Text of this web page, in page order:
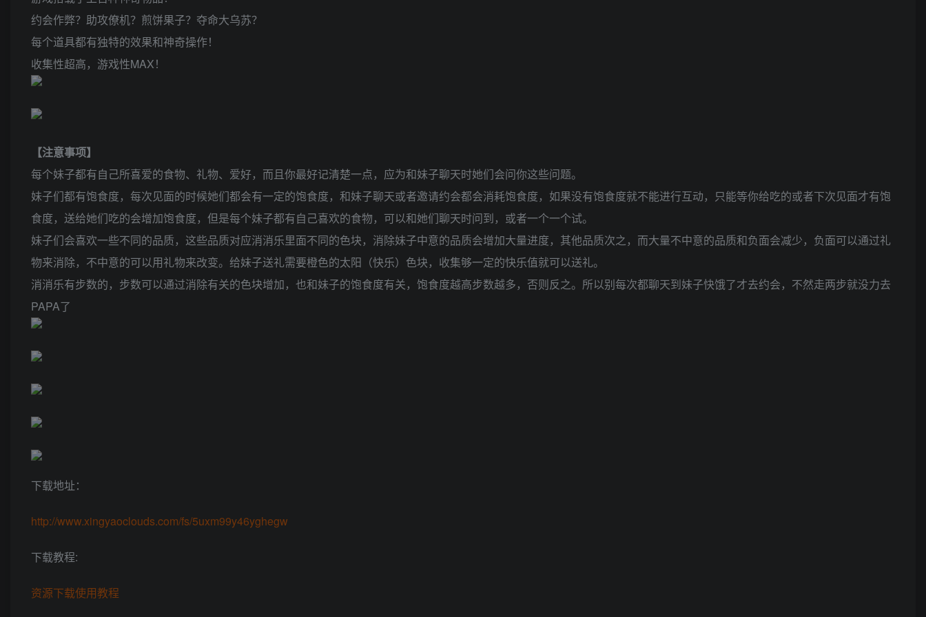
约会作弊？助攻僚机？煎饼果子？夺命大乌苏？
每个道具都有独特的效果和神奇操作！
收集性超高，游戏性MAX！
【注意事项】
每个妹子都有自己所喜爱的食物、礼物、爱好，而且你最好记清楚一点，应为和妹子聊天时她们会问你这些问题。
妹子们都有饱食度，每次见面的时候她们都会有一定的饱食度，和妹子聊天或者邀请约会都会消耗饱食度，如果没有饱食度就不能进行互动，只能等你给吃的或者下次见面才有饱
食度，送给她们吃的会增加饱食度，但是每个妹子都有自己喜欢的食物，可以和她们聊天时问到，或者一个一个试。
妹子们会喜欢一些不同的品质，这些品质对应消消乐里面不同的色块，消除妹子中意的品质会增加大量进度，其他品质次之，而大量不中意的品质和负面会减少，负面可以通过礼
物来消除，不中意的可以用礼物来改变。给妹子送礼需要橙色的太阳（快乐）色块，收集够一定的快乐值就可以送礼。
消消乐有步数的，步数可以通过消除有关的色块增加，也和妹子的饱食度有关，饱食度越高步数越多，否则反之。所以别每次都聊天到妹子快饿了才去约会，不然走两步就没力去
PAPA了
下载地址：
http://www.xingyaoclouds.com/fs/5uxm99y46yghegw
下载教程:
资源下载使用教程